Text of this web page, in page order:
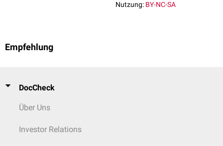
Nutzung: BY-NC-SA
Empfehlung
DocCheck
Über Uns
Investor Relations